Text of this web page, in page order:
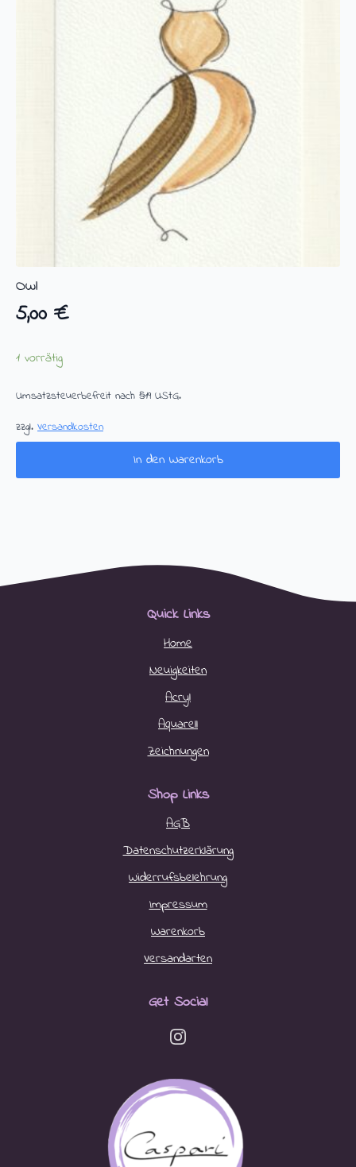
Owl
5,00 €
1 vorrätig
Umsatzsteuerbefreit nach §19 UStG.
zzgl. Versandkosten
In den Warenkorb
Quick Links
Home
Neuigkeiten
Acryl
Aquarell
Zeichnungen
Shop Links
AGB
Datenschutzerklärung
Widerrufsbelehrung
Impressum
Warenkorb
Versandarten
Get Social